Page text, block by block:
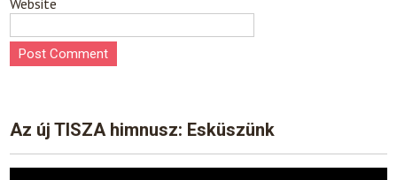
Az új TISZA himnusz: Esküszünk